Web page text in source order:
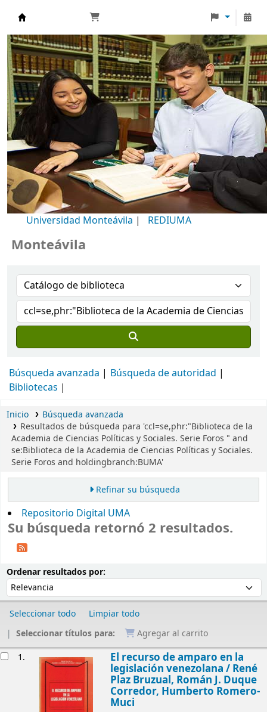
Biblioteca Universidad Monteávila
Universidad Monteávila | REDIUMA
Búsqueda avanzada
Búsqueda de autoridad
Bibliotecas
Inicio
Búsqueda avanzada
Resultados de búsqueda para 'ccl=se,phr:"Biblioteca de la
Academia de Ciencias Políticas y Sociales. Serie Foros " and
se:Biblioteca de la Academia de Ciencias Políticas y Sociales.
Serie Foros and holdingbranch:BUMA'
Refinar su búsqueda
Repositorio Digital UMA
Su búsqueda retornó 2 resultados.
Ordenar resultados por:
Seleccionar todo
Limpiar todo
Seleccionar títulos para:
Agregar al carrito
1. El recurso de amparo en la
legislación venezolana / René
Plaz Bruzual, Román J. Duque
Corredor, Humberto Romero-
Muci